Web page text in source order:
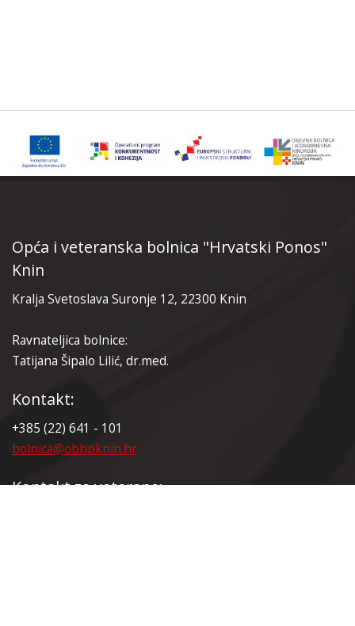
Opća i veteranska bolnica "Hrvatski Ponos"
Knin
Kralja Svetoslava Suronje 12, 22300 Knin
Ravnateljica bolnice:
Tatijana Šipalo Lilić, dr.med.
Kontakt:
+385 (22) 641 - 101
bolnica@obhpknin.hr
Kontakt za veterane: